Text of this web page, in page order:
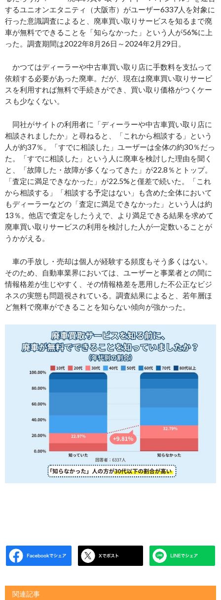
するユニオンエタニティ（大阪市）がユーザー6337人を対象に
行った意識調査によると、廃車買い取りサービスを知るまで廃
車が無料でできることを「知らなかった」という人が56%に上
った。調査期間は2022年8月26日～2024年2月29日。
かつてはディーラーや中古車買い取り店に手数料を支払って
依頼する必要があった廃車。だが、現在は廃車買い取りサービ
スを利用すれば無料で手続きができ、買い取り価格がつくケー
スも少なくない。
同社がサイトの利用者に「ディーラーや中古車買い取り店に
相談されましたか」と尋ねると、「これから相談する」という
人が約37％。「すでに相談した」ユーザーは全体の約30％だっ
た。「すでに相談した」という人に廃車を検討した理由を聞く
と、「故障した・故障が多くなってきた」が22.8％とトップ。
「査定に満足できなかった」が22.5%と僅差で続いた。「これ
から相談する」「相談する予定はない」も含めた全体において
もディーラーなどの「査定に満足できなかった」という人は約
13％。他店で査定をしたうえで、より満足できる結果を求めて
廃車買い取りサービスの利用を検討した人が一定数いることが
うかがえる。
車の手放し・売却は個人が経験する頻度もそう多くはない。
そのため、自動車業界においては、ユーザーと事業者との間に
情報格差が生じやすく、その情報格差を悪用した不公正なビジ
ネスの実態も問題視されている。調査結果によると、若年層ほ
ど無料で廃車ができることを知らない傾向が強かった。
関連記事